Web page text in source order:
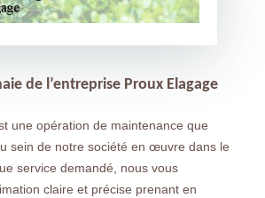
de l’entreprise Proux Elagage
une opération de maintenance que
sein de notre société en œuvre dans le
service demandé, nous vous
claire et précise prenant en